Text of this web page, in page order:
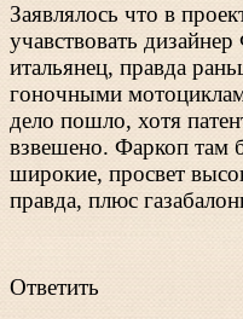
Заявлялось что в
учавствовать
итальянец, правда
гоночными
дело пошло, хотя
взвешено. Фаркоп там
широкие, просвет
правда, плюс
Ответить